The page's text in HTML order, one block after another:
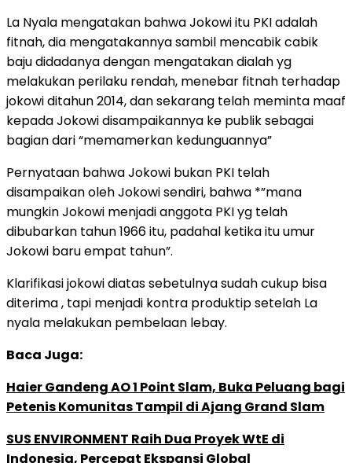
La Nyala mengatakan bahwa Jokowi itu PKI adalah
fitnah, dia mengatakannya sambil mencabik cabik
baju didadanya dengan mengatakan dialah yg
melakukan perilaku rendah, menebar fitnah terhadap
jokowi ditahun 2014, dan sekarang telah meminta maaf
kepada Jokowi disampaikannya ke publik sebagai
bagian dari “memamerkan kedunguannya”
Pernyataan bahwa Jokowi bukan PKI telah
disampaikan oleh Jokowi sendiri, bahwa *”mana
mungkin Jokowi menjadi anggota PKI yg telah
dibubarkan tahun 1966 itu, padahal ketika itu umur
Jokowi baru empat tahun”.
Klarifikasi jokowi diatas sebetulnya sudah cukup bisa
diterima , tapi menjadi kontra produktip setelah La
nyala melakukan pembelaan lebay.
Baca Juga:
Haier Gandeng AO 1 Point Slam, Buka Peluang bagi
Petenis Komunitas Tampil di Ajang Grand Slam
SUS ENVIRONMENT Raih Dua Proyek WtE di
Indonesia, Percepat Ekspansi Global